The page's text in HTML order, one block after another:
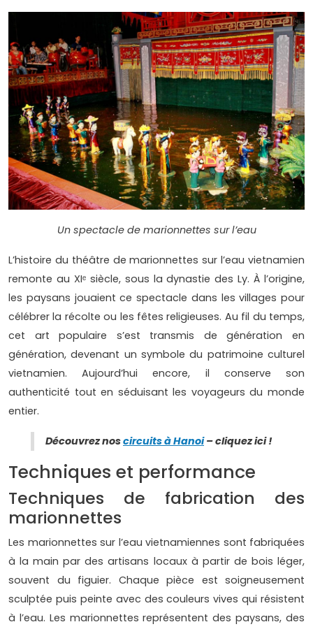
Un spectacle de marionnettes sur l’eau
L’histoire du théâtre de marionnettes sur l’eau vietnamien
remonte au XIᵉ siècle, sous la dynastie des Ly. À l’origine,
les paysans jouaient ce spectacle dans les villages pour
célébrer la récolte ou les fêtes religieuses. Au fil du temps,
cet art populaire s’est transmis de génération en
génération, devenant un symbole du patrimoine culturel
vietnamien. Aujourd’hui encore, il conserve son
authenticité tout en séduisant les voyageurs du monde
entier.
Découvrez noscircuits à Hanoi– cliquez ici !
Techniques et performance
Techniques de fabrication des
marionnettes
Les marionnettes sur l’eau vietnamiennes sont fabriquées
à la main par des artisans locaux à partir de bois léger,
souvent du figuier. Chaque pièce est soigneusement
sculptée puis peinte avec des couleurs vives qui résistent
à l’eau. Les marionnettes représentent des paysans, des